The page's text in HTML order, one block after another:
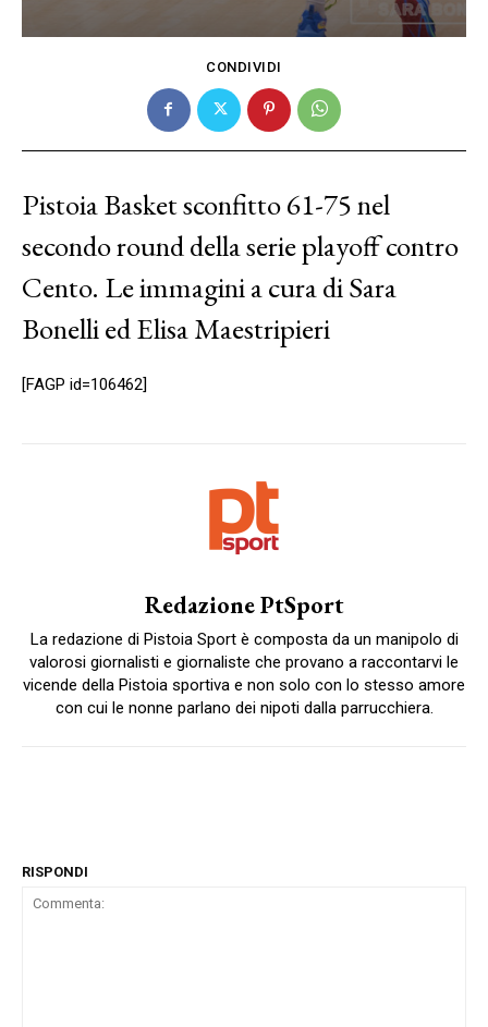
CONDIVIDI
Pistoia Basket sconfitto 61-75 nel
secondo round della serie playoff contro
Cento. Le immagini a cura di Sara
Bonelli ed Elisa Maestripieri
[FAGP id=106462]
Redazione PtSport
La redazione di Pistoia Sport è composta da un manipolo di
valorosi giornalisti e giornaliste che provano a raccontarvi le
vicende della Pistoia sportiva e non solo con lo stesso amore
con cui le nonne parlano dei nipoti dalla parrucchiera.
RISPONDI